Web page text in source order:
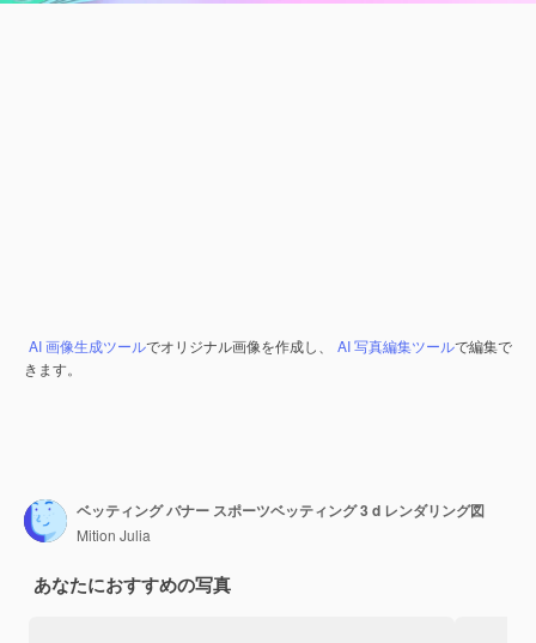
AI 画像生成ツールでオリジナル画像を作成し、 AI 写真編集ツールで編集で
きます。
ベッティング バナー スポーツベッティング 3 d レンダリング図
Mition Julia
あなたにおすすめの写真